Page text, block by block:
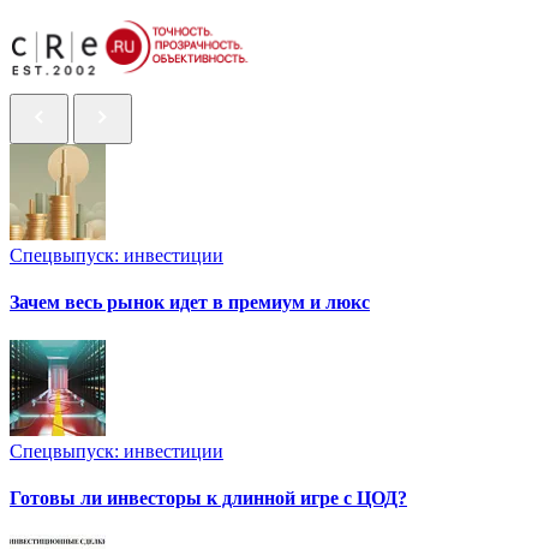
Спецвыпуск: инвестиции
Зачем весь рынок идет в премиум и люкс
Спецвыпуск: инвестиции
Готовы ли инвесторы к длинной игре с ЦОД?